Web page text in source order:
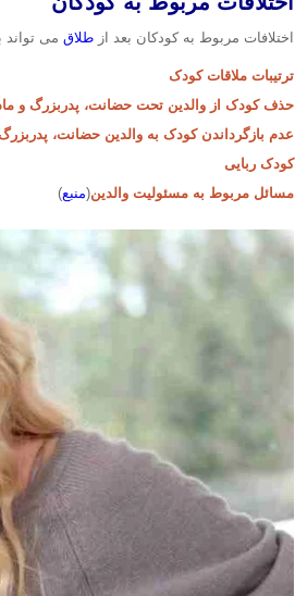
اختلافات مربوط به کودکان بعد از طلاق می تواند
ترتیبات ملاقات کودک
حذف کودک از والدین تحت حضانت، پدربزرگ و
عدم بازگرداندن کودک به والدین حضانت،
کودک ربایی
مسائل مربوط به مسئولیت والدین(منبع)